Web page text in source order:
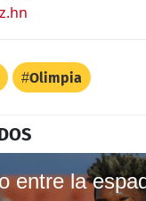
Olimpia